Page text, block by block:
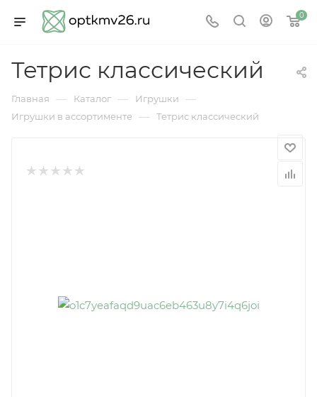
0
Тетрис классический
Главная — Каталог — Игрушки —
Игрушки в ассортименте — Тетрис классический